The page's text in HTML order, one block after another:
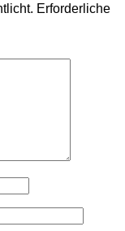
Erforderliche